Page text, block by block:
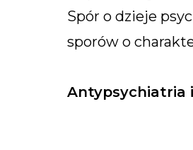
Spór o dzieje
sporów o
Antypsychiatria